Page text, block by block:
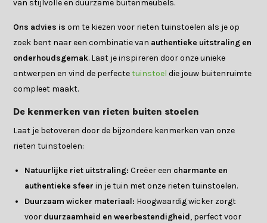
van stijlvolle en duurzame buitenmeubels.
Ons advies is om te kiezen voor rieten tuinstoelen als je op
zoek bent naar een combinatie van authentieke uitstraling en
onderhoudsgemak. Laat je inspireren door onze unieke
ontwerpen en vind de perfectetuinstoel die jouw buitenruimte
compleet maakt.
De kenmerken van rieten buiten stoelen
Laat je betoveren door de bijzondere kenmerken van onze
rieten tuinstoelen:
Natuurlijke riet uitstraling: Creëer een charmante en
authentieke sfeer in je tuin met onze rieten tuinstoelen.
Duurzaam wicker materiaal: Hoogwaardig wicker zorgt
voor duurzaamheid en weerbestendigheid, perfect voor